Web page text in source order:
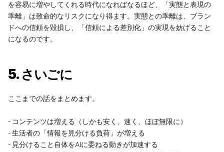
を容易に増やしてくれる時代になればなるほど、「実態と表現の
乖離」は致命的なリスクになり得ます。実態との乖離は、ブラン
ドへの信頼を毀損し、「信頼による差別化」の実現を妨げること
になるのです。
5. さいごに
ここまでの話をまとめます。
- コンテンツは増える（しかも安く、速く、ほぼ無限に）
- 生活者の「情報を見分ける負荷」が増える
- 見分けること自体をAIに委ねる動きが加速する